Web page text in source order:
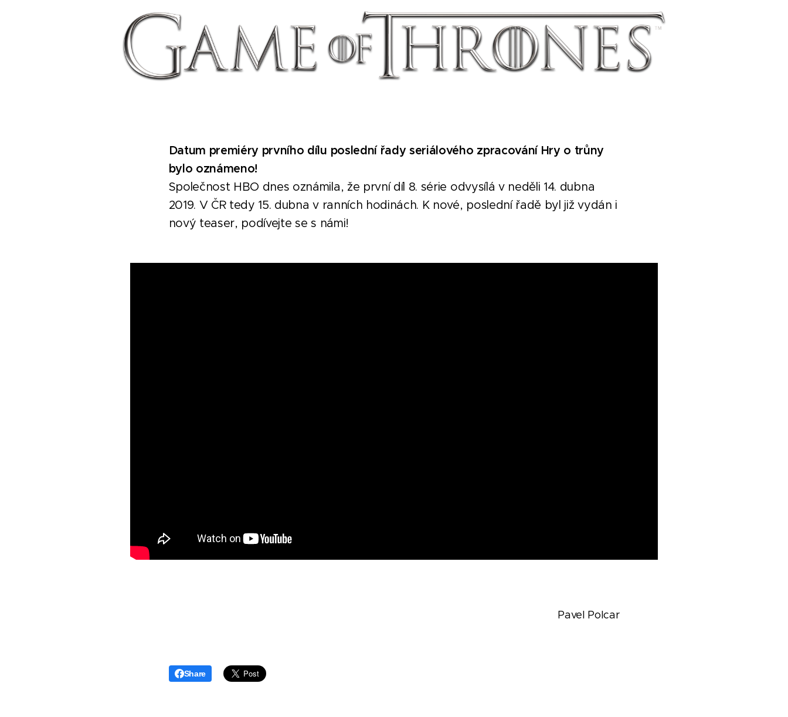
Datum premiéry prvního dílu poslední řady seriálového zpracování Hry o trůny
bylo oznámeno!
Společnost HBO dnes oznámila, že první díl 8. série odvysílá v neděli 14. dubna
2019. V ČR tedy 15. dubna v ranních hodinách. K nové, poslední řadě byl již vydán i
nový teaser, podívejte se s námi!
Pavel Polcar
Share